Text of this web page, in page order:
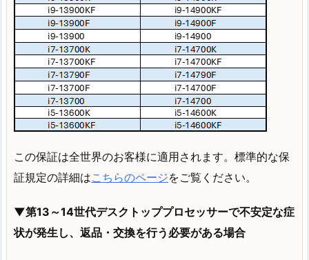
この保証は全世界のお客様に適用されます。標準的な保
証規定の詳細はこちらのページをご覧ください。
▼第13～14世代デスクトッププロセッサーで不安定な症
状が発生し、返品・交換を行う必要がある場合